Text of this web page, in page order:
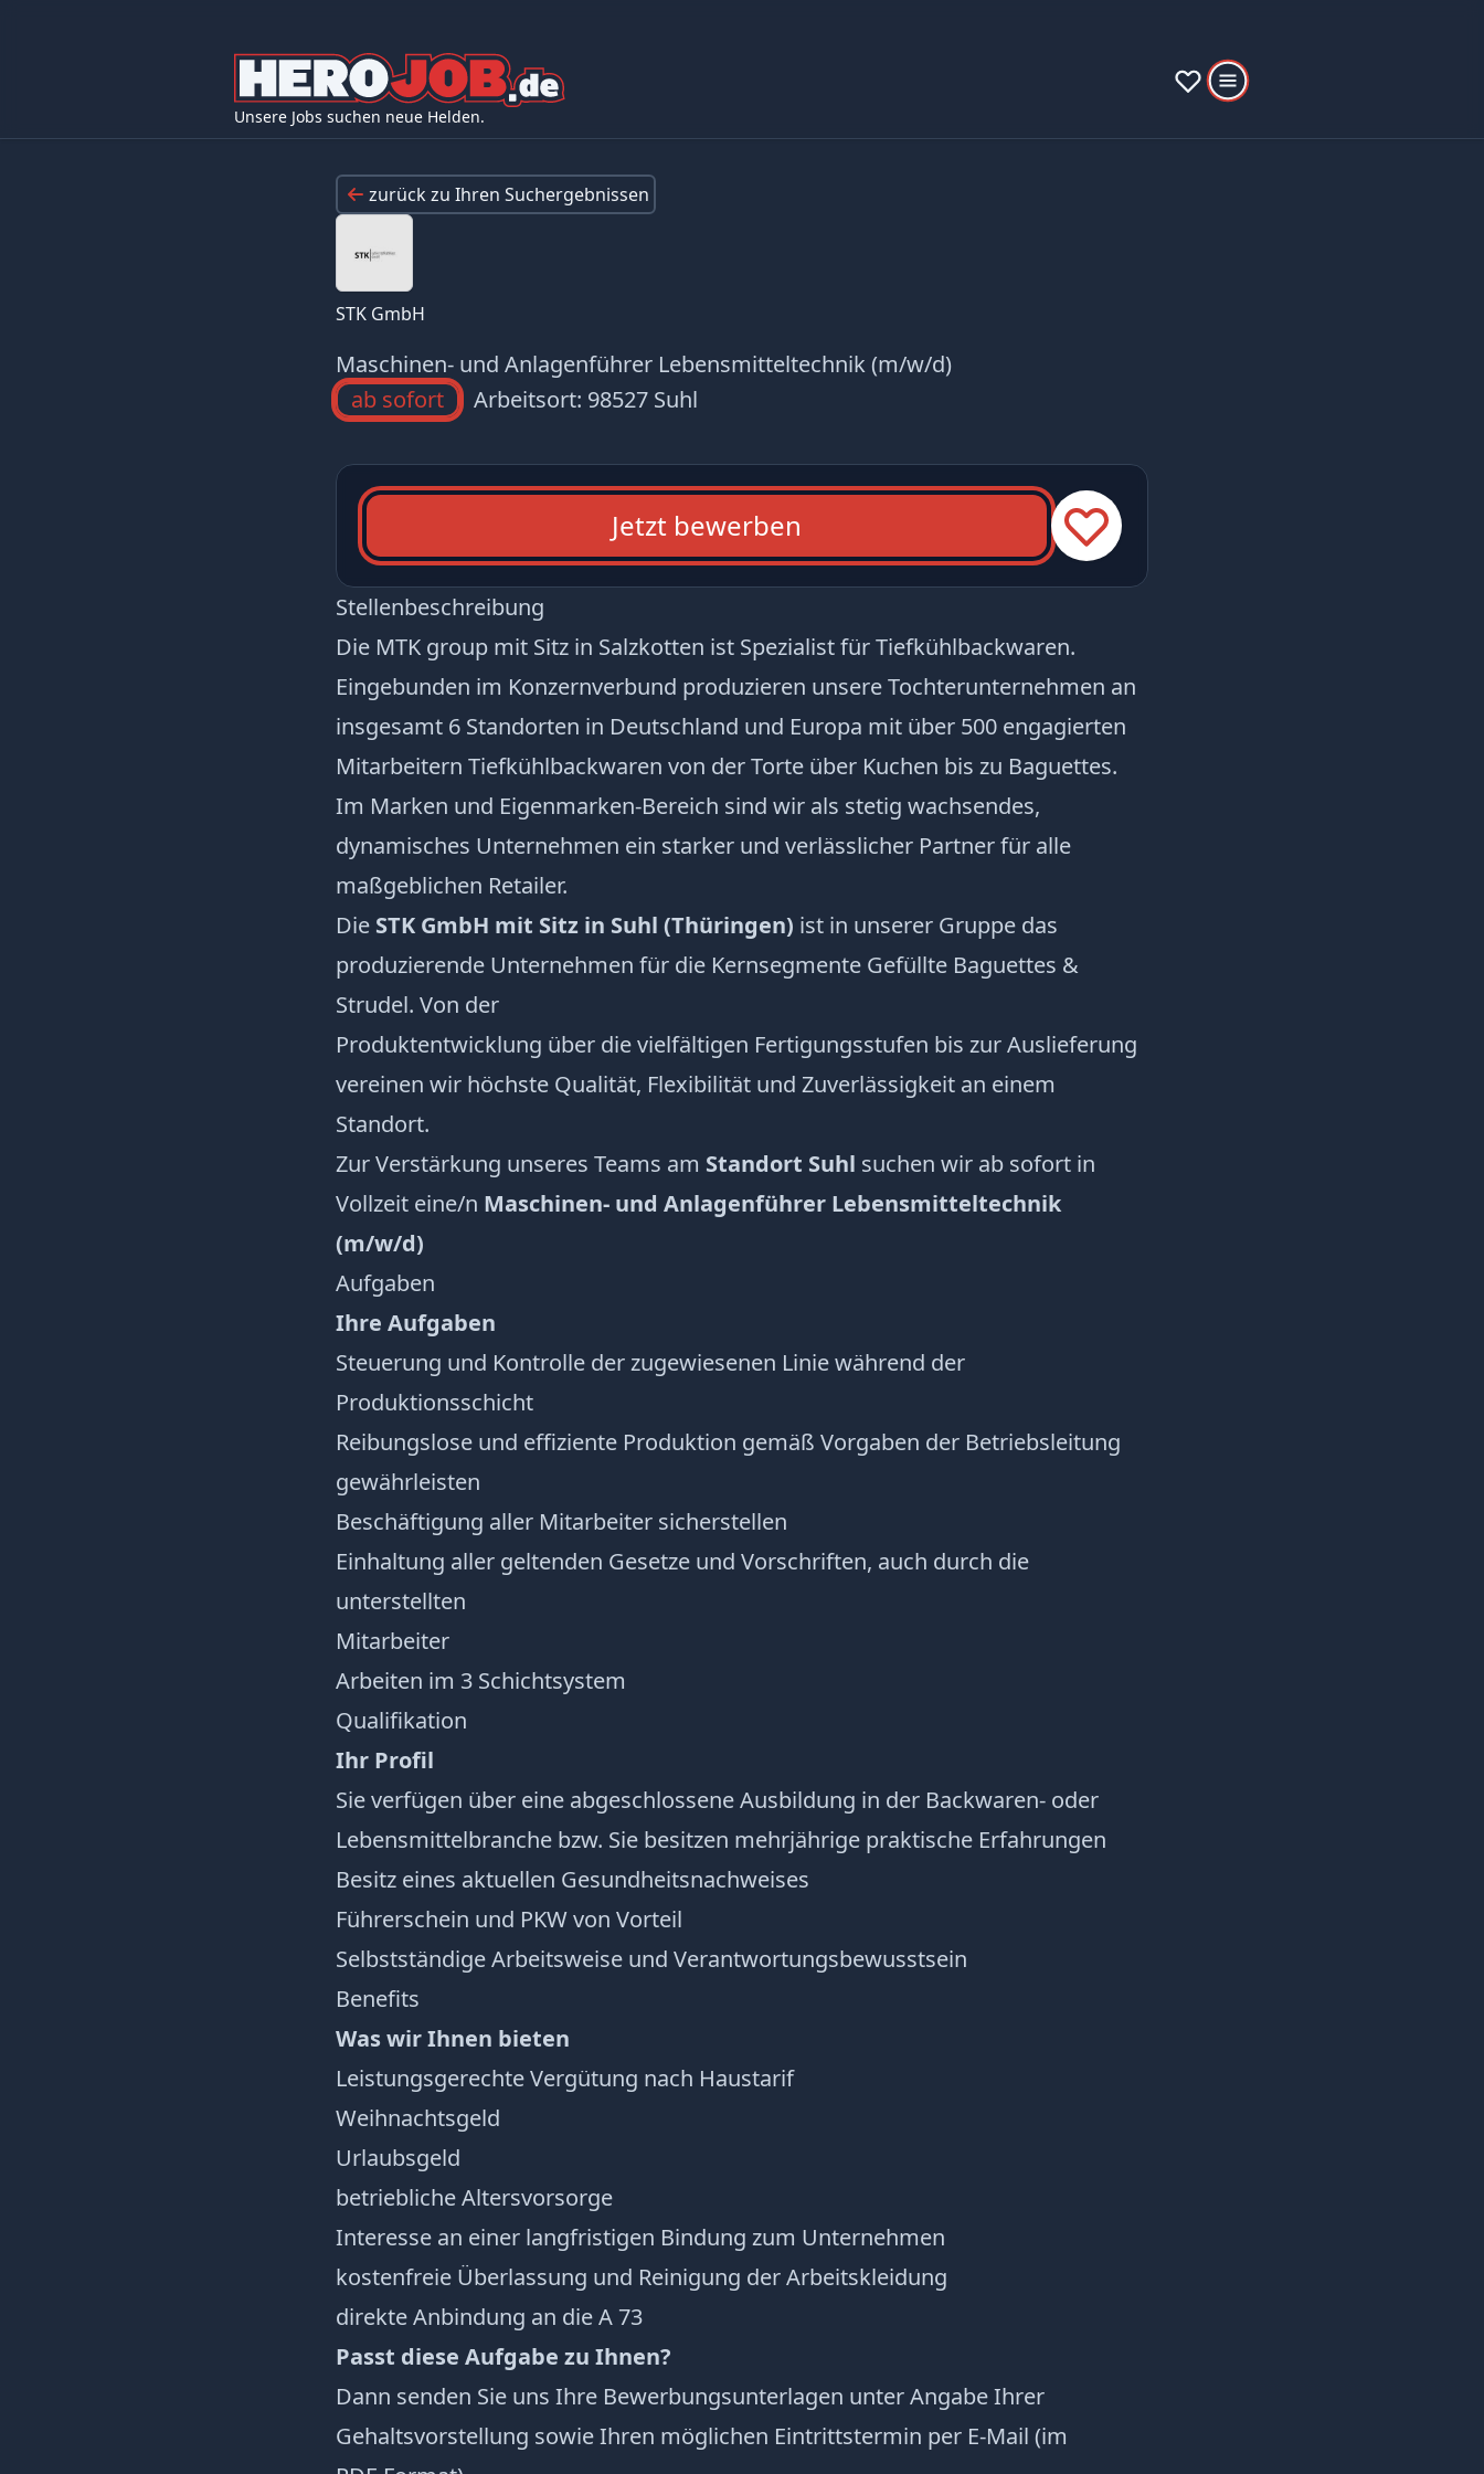
Unsere Jobs suchen neue Helden.
zurück zu Ihren Suchergebnissen
STK GmbH
Maschinen- und Anlagenführer Lebensmitteltechnik (m/w/d)
ab sofort
Arbeitsort: 98527 Suhl
Jetzt bewerben
Stellenbeschreibung
Die MTK group mit Sitz in Salzkotten ist Spezialist für Tiefkühlbackwaren.
Eingebunden im Konzernverbund produzieren unsere Tochterunternehmen an
insgesamt 6 Standorten in Deutschland und Europa mit über 500 engagierten
Mitarbeitern Tiefkühlbackwaren von der Torte über Kuchen bis zu Baguettes.
Im Marken und Eigenmarken-Bereich sind wir als stetig wachsendes,
dynamisches Unternehmen ein starker und verlässlicher Partner für alle
maßgeblichen Retailer.
Die STK GmbH mit Sitz in Suhl (Thüringen) ist in unserer Gruppe das
produzierende Unternehmen für die Kernsegmente Gefüllte Baguettes &
Strudel. Von der
Produktentwicklung über die vielfältigen Fertigungsstufen bis zur Auslieferung
vereinen wir höchste Qualität, Flexibilität und Zuverlässigkeit an einem
Standort.
Zur Verstärkung unseres Teams am Standort Suhl suchen wir ab sofort in
Vollzeit eine/n Maschinen- und Anlagenführer Lebensmitteltechnik
(m/w/d)
Aufgaben
Ihre Aufgaben
Steuerung und Kontrolle der zugewiesenen Linie während der
Produktionsschicht
Reibungslose und effiziente Produktion gemäß Vorgaben der Betriebsleitung
gewährleisten
Beschäftigung aller Mitarbeiter sicherstellen
Einhaltung aller geltenden Gesetze und Vorschriften, auch durch die
unterstellten
Mitarbeiter
Arbeiten im 3 Schichtsystem
Qualifikation
Ihr Profil
Sie verfügen über eine abgeschlossene Ausbildung in der Backwaren- oder
Lebensmittelbranche bzw. Sie besitzen mehrjährige praktische Erfahrungen
Besitz eines aktuellen Gesundheitsnachweises
Führerschein und PKW von Vorteil
Selbstständige Arbeitsweise und Verantwortungsbewusstsein
Benefits
Was wir Ihnen bieten
Leistungsgerechte Vergütung nach Haustarif
Weihnachtsgeld
Urlaubsgeld
betriebliche Altersvorsorge
Interesse an einer langfristigen Bindung zum Unternehmen
kostenfreie Überlassung und Reinigung der Arbeitskleidung
direkte Anbindung an die A 73
Passt diese Aufgabe zu Ihnen?
Dann senden Sie uns Ihre Bewerbungsunterlagen unter Angabe Ihrer
Gehaltsvorstellung sowie Ihren möglichen Eintrittstermin per E-Mail (im